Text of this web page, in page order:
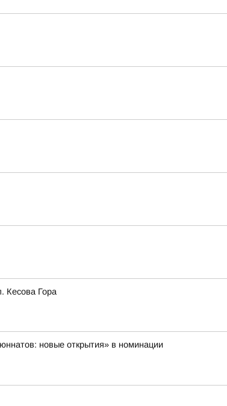
Кесова Гора
новые открытия» в номинации